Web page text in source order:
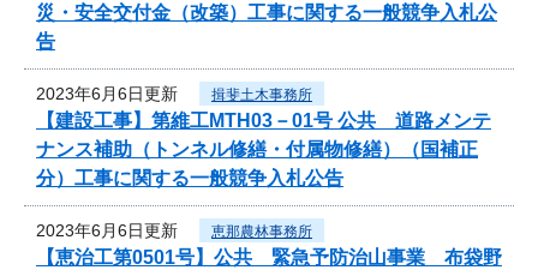
災・安全交付金（改築）工事に関する一般競争入札公
告
2023年6月6日更新 揖斐土木事務所
【建設工事】第維工MTH03－01号 公共 道路メンテ
ナンス補助（トンネル修繕・付属物修繕）（国補正
分）工事に関する一般競争入札公告
2023年6月6日更新 恵那農林事務所
【恵治工第0501号】公共 緊急予防治山事業 布袋野